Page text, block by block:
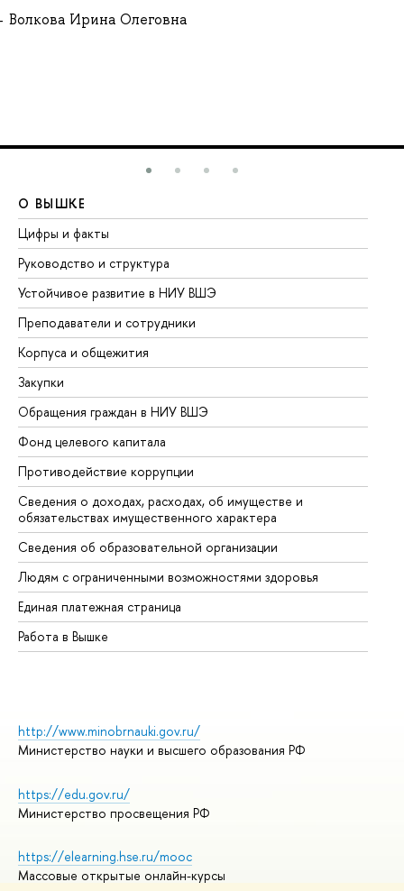
Волкова Ирина Олеговна
О ВЫШКЕ
Цифры и факты
Руководство и структура
Устойчивое развитие в НИУ ВШЭ
Преподаватели и сотрудники
Корпуса и общежития
Закупки
Обращения граждан в НИУ ВШЭ
Фонд целевого капитала
Противодействие коррупции
Сведения о доходах, расходах, об имуществе и
обязательствах имущественного характера
Сведения об образовательной организации
Людям с ограниченными возможностями здоровья
Единая платежная страница
Работа в Вышке
http://www.minobrnauki.gov.ru/
Министерство науки и высшего образования РФ
https://edu.gov.ru/
Министерство просвещения РФ
https://elearning.hse.ru/mooc
Массовые открытые онлайн-курсы